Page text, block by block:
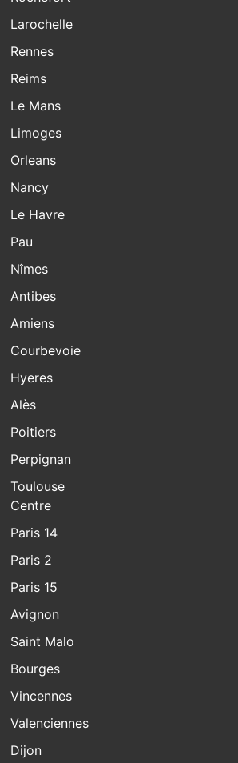
Larochelle
Rennes
Reims
Le Mans
Limoges
Orleans
Nancy
Le Havre
Pau
Nîmes
Antibes
Amiens
Courbevoie
Hyeres
Alès
Poitiers
Perpignan
Toulouse
Centre
Paris 14
Paris 2
Paris 15
Avignon
Saint Malo
Bourges
Vincennes
Valenciennes
Dijon